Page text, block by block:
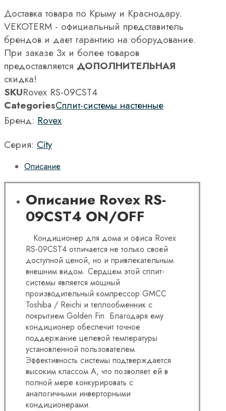
Доставка товара по Крыму и Краснодару.
VEKOTERM - официальный представитель
брендов и дает гарантию на оборудование.
При заказе 3х и более товаров
предоставляется ДОПОЛНИТЕЛЬНАЯ
скидка!
SKURovex RS-09CST4
CategoriesСплит-системы настенные
Бренд: Rovex
Серия: City
Описание
Описание Rovex RS-
09CST4 ON/OFF
Кондиционер для дома и офиса Rovex
RS-09CST4 отличается не только своей
доступной ценой, но и привлекательным
внешним видом. Сердцем этой сплит-
системы является мощный
производительный компрессор GMCC
Toshiba / Reichi и теплообменник с
покрытием Golden Fin. Благодаря ему
кондиционер обеспечит точное
поддержание целевой температуры
установленной пользователем.
Эффективность системы подтверждается
высоким классом А, что позволяет ей в
полной мере конкурировать с
аналогичными инверторными
кондиционерами.